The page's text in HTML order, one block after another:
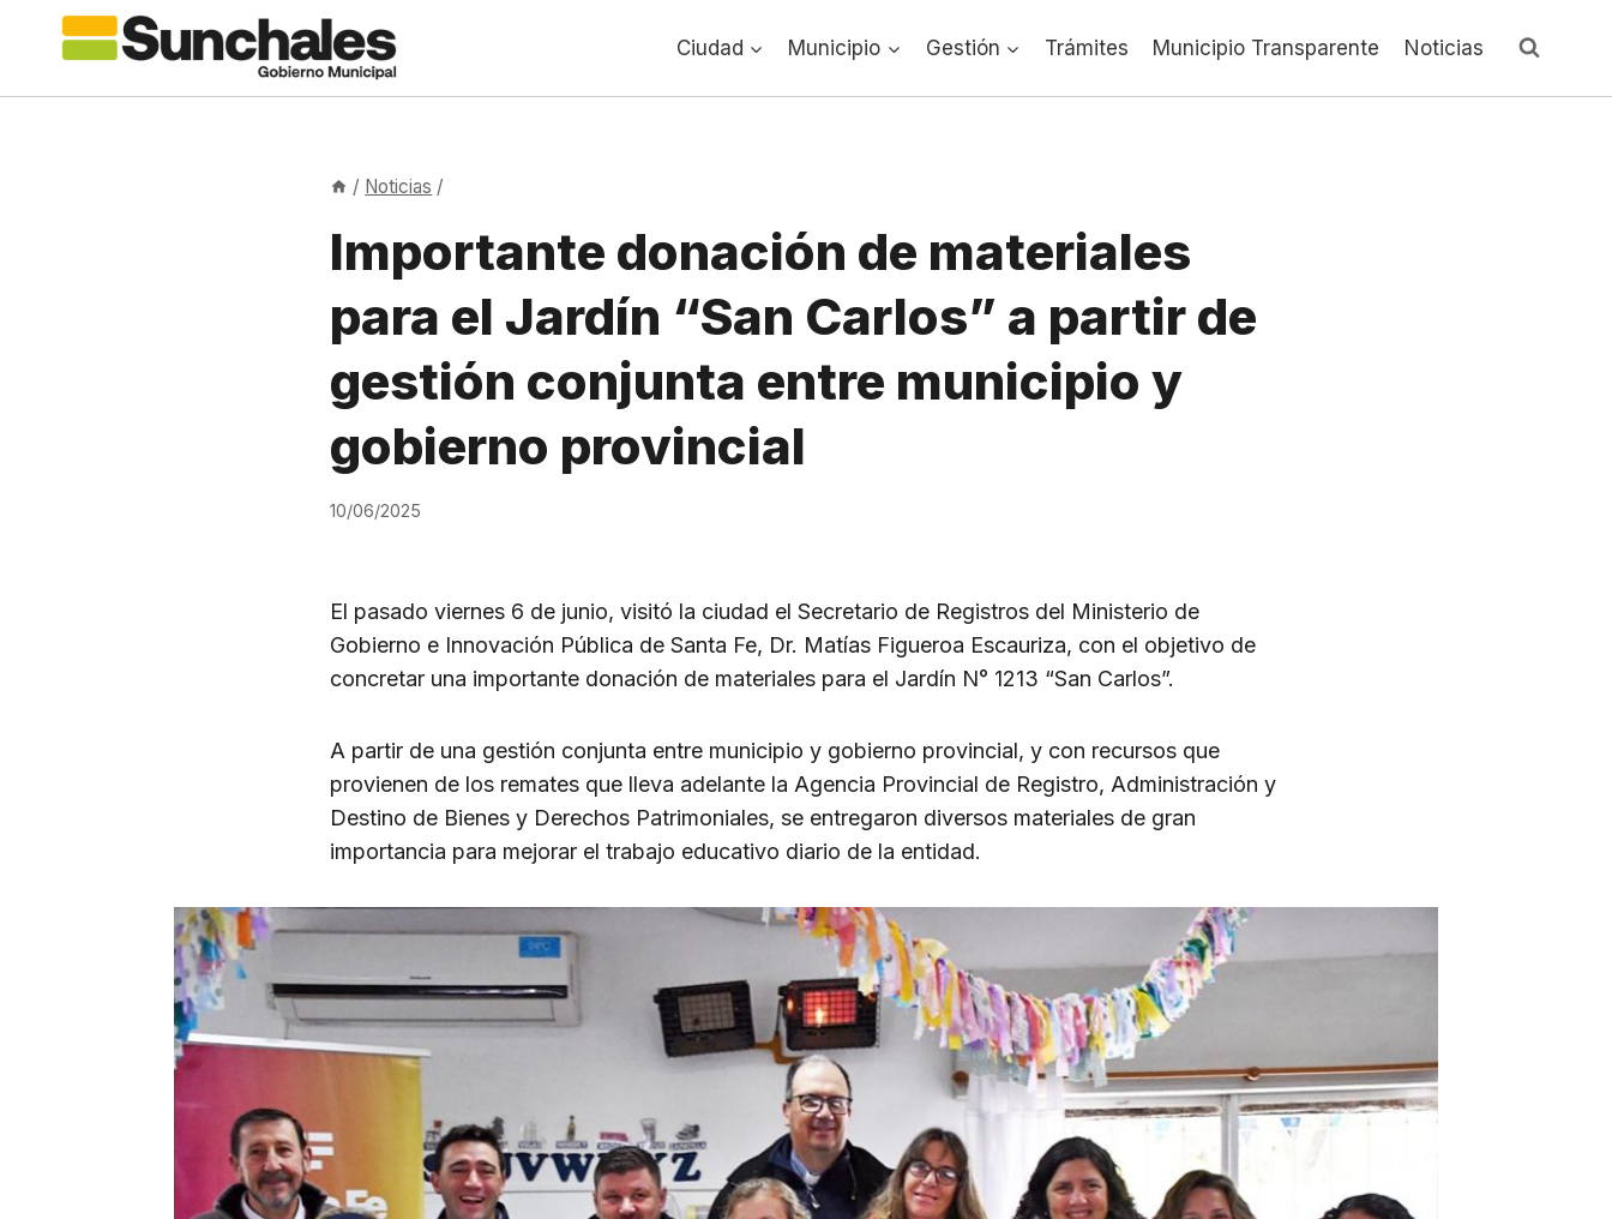
Ciudad Municipio Gestión Trámites Municipio Transparente Noticias
/ Noticias /
Importante donación de materiales
para el Jardín “San Carlos” a partir de
gestión conjunta entre municipio y
gobierno provincial
10/06/2025
El pasado viernes 6 de junio, visitó la ciudad el Secretario de Registros del Ministerio de
Gobierno e Innovación Pública de Santa Fe, Dr. Matías Figueroa Escauriza, con el objetivo de
concretar una importante donación de materiales para el Jardín N° 1213 “San Carlos”.
A partir de una gestión conjunta entre municipio y gobierno provincial, y con recursos que
provienen de los remates que lleva adelante la Agencia Provincial de Registro, Administración y
Destino de Bienes y Derechos Patrimoniales, se entregaron diversos materiales de gran
importancia para mejorar el trabajo educativo diario de la entidad.